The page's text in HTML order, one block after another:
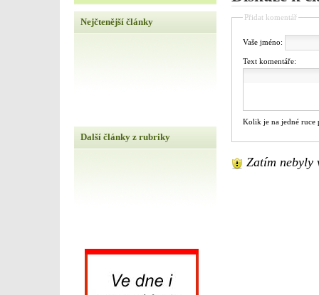
Nejčtenější články
Další články z rubriky
Přidat komentář
Vaše jméno:
Text komentáře:
Kolik je na jedné ruce
Zatím nebyly